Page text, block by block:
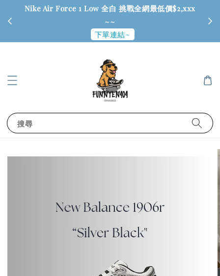
Nike Air Force 1 Low 全白 挑戰全網最低價$2,xxx
~~
下單連結~
搜尋